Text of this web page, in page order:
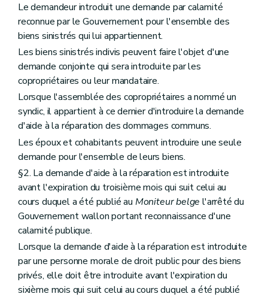
Le demandeur introduit une demande par calamité
reconnue par le Gouvernement pour l'ensemble des
biens sinistrés qui lui appartiennent.
Les biens sinistrés indivis peuvent faire l'objet d'une
demande conjointe qui sera introduite par les
copropriétaires ou leur mandataire.
Lorsque l'assemblée des copropriétaires a nommé un
syndic, il appartient à ce dernier d'introduire la demande
d'aide à la réparation des dommages communs.
Les époux et cohabitants peuvent introduire une seule
demande pour l'ensemble de leurs biens.
§2. La demande d'aide à la réparation est introduite
avant l'expiration du troisième mois qui suit celui au
cours duquel a été publié au Moniteur belge l'arrêté du
Gouvernement wallon portant reconnaissance d'une
calamité publique.
Lorsque la demande d'aide à la réparation est introduite
par une personne morale de droit public pour des biens
privés, elle doit être introduite avant l'expiration du
sixième mois qui suit celui au cours duquel a été publié